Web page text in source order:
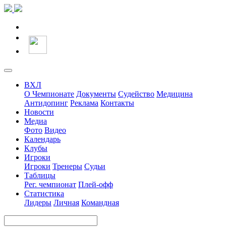
ВХЛ
О Чемпионате Документы Судейство Медицина
Антидопинг Реклама Контакты
Новости
Медиа
Фото Видео
Календарь
Клубы
Игроки
Игроки Тренеры Судьи
Таблицы
Рег. чемпионат Плей-офф
Статистика
Лидеры Личная Командная